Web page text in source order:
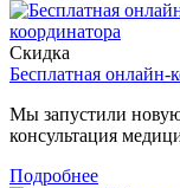
Скидка
Бесплатная онлайн-
Мы запустили
консультация
Подробнее